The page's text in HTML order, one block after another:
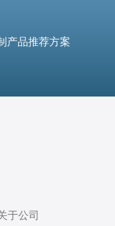
产品推荐方案
于公司